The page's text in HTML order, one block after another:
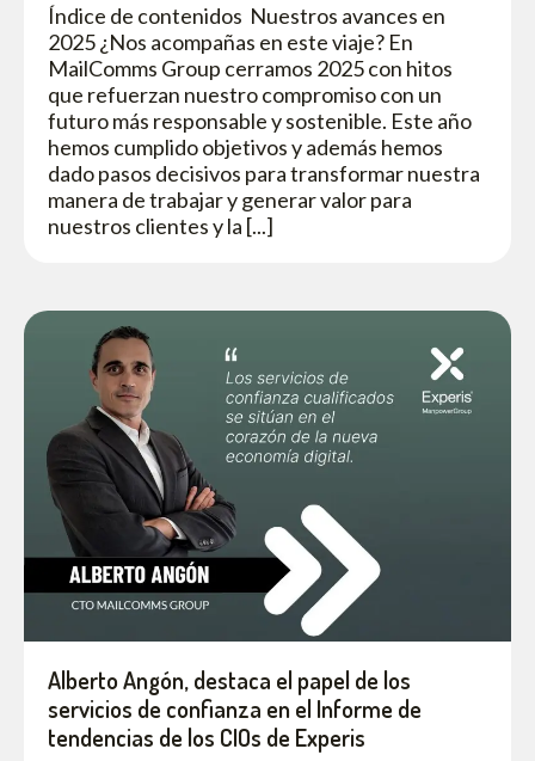
Índice de contenidos Nuestros avances en
2025 ¿Nos acompañas en este viaje? En
MailComms Group cerramos 2025 con hitos
que refuerzan nuestro compromiso con un
futuro más responsable y sostenible. Este año
hemos cumplido objetivos y además hemos
dado pasos decisivos para transformar nuestra
manera de trabajar y generar valor para
nuestros clientes y la [...]
Alberto Angón, destaca el papel de los
servicios de confianza en el Informe de
tendencias de los CIOs de Experis